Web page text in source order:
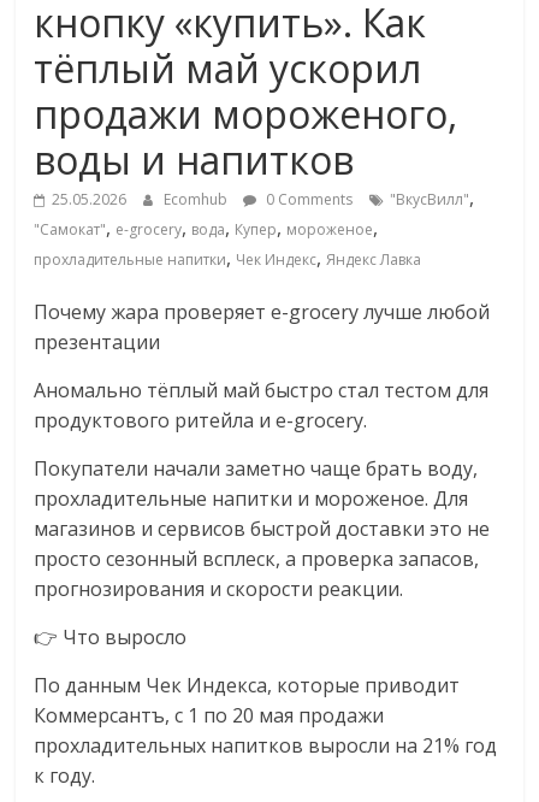
Commerce,
омниканальном
ритейле,
логистике,
технологиях,
соцсетях
Портал
об
онлайн-
торговле,
сервисах
для
Commerce,
логистике,
технологиях,
соцсетях.
Нам
кнопку «купить». Как
тёплый май ускорил
продажи мороженого,
воды и напитков
25.05.2026 Ecomhub 0 Comments "ВкусВилл",
"Самокат", e-grocery, вода, Купер, мороженое,
прохладительные напитки, Чек Индекс,Яндекс Лавка
Почему жара проверяет e-grocery лучше любой
презентации
Аномально тёплый май быстро стал тестом для
продуктового ритейла и e-grocery.
Покупатели начали заметно чаще брать воду,
прохладительные напитки и мороженое. Для
магазинов и сервисов быстрой доставки это не
просто сезонный всплеск, а проверка запасов,
прогнозирования и скорости реакции.
👉 Что выросло
По данным Чек Индекса, которые приводит
Коммерсантъ, с 1 по 20 мая продажи
прохладительных напитков выросли на 21% год
к году.